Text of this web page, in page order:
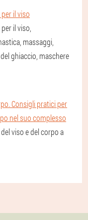
il viso
il viso,
massaggi,
ghiaccio, maschere
Consigli pratici per
nel suo complesso
viso e del corpo a